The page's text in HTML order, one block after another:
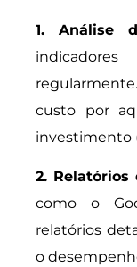
1. Análise
custo por
investimento
2. Relatórios
como o
relatórios
o